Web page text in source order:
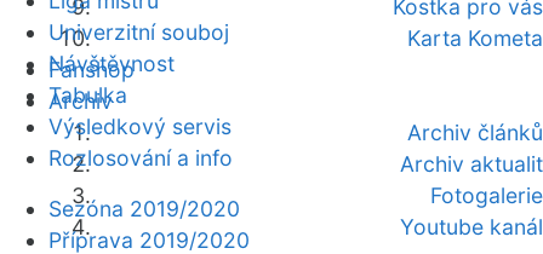
Kostka pro vás
Karta Kometa
Fanshop
Archiv
Archiv článků
Archiv aktualit
Fotogalerie
Youtube kanál
Univerzitní souboj
Návštěvnost
Tabulka
Výsledkový servis
Rozlosování a info
Sezóna 2019/2020
Příprava 2019/2020